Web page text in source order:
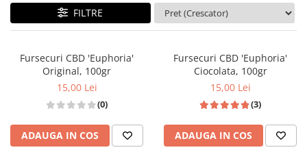
Cosmetice CBD
Dulciuri CBD
E-Lichid CBD
Plasturi cu CBD
Supozitoare CBD
FILTRE
Fursecuri CBD 'Euphoria'
Original, 100gr
15,00 Lei
(0)
ADAUGA IN COS
Fursecuri CBD 'Euphoria'
Ciocolata, 100gr
15,00 Lei
(3)
ADAUGA IN COS